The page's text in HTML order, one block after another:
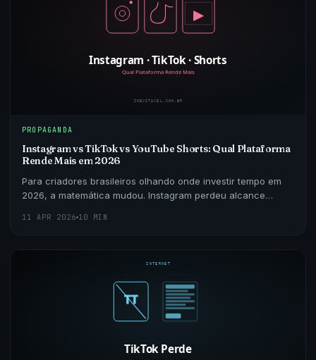
PROPAGANDA
Instagram vs TikTok vs YouTube Shorts: Qual Plataforma
Rende Mais em 2026
Para criadores brasileiros olhando onde investir tempo em
2026, a matemática mudou. Instagram perdeu alcance
11 APR 2026 10 MIN